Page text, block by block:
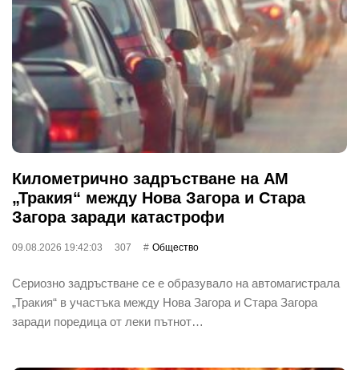
Километрично задръстване на АМ
„Тракия“ между Нова Загора и Стара
Загора заради катастрофи
09.08.2026 19:42:03 307 Общество
Сериозно задръстване се е образувало на автомагистрала
„Тракия“ в участъка между Нова Загора и Стара Загора
заради поредица от леки пътнот…